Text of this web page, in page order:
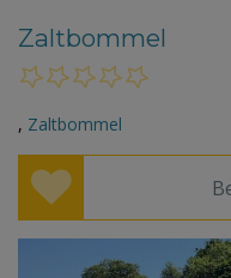
Zaltbommel
, Zaltbommel